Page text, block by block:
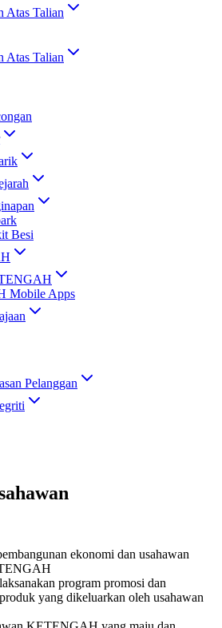
Atas Talian
Atas Talian
Besi
Mobile Apps
Pelanggan
ekonomi dan usahawan
program promosi dan
yang dikeluarkan oleh usahawan